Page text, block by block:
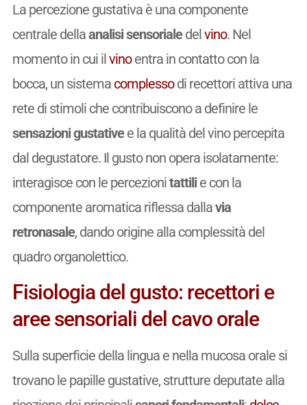
La percezione gustativa è una componente
centrale dellaanalisi sensorialedelvino. Nel
momento in cui ilvinoentra in contatto con la
bocca, un sistema complessodi recettori attiva una
rete di stimoli che contribuiscono a definire le
sensazioni gustativee la qualità del vino percepita
dal degustatore. Il gusto non opera isolatamente:
interagisce con le percezionitattilie con la
componente aromatica riflessa dallavia
retronasale, dando origine alla complessità del
quadro organolettico.
Fisiologia del gusto: recettori e
aree sensoriali del cavo orale
Sulla superficie della lingua e nella mucosa orale si
trovano le papille gustative, strutture deputate alla